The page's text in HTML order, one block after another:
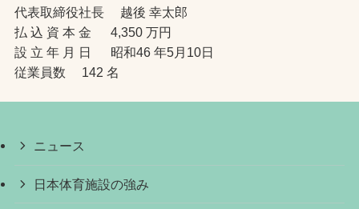
代表取締役社長 越後 幸太郎
払 込 資 本 金 4,350 万円
設 立 年 月 日 昭和46 年5月10日
従業員数 142 名
ニュース
日本体育施設の強み